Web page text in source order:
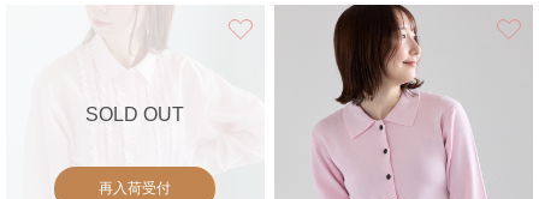
SOLD OUT
再入荷受付